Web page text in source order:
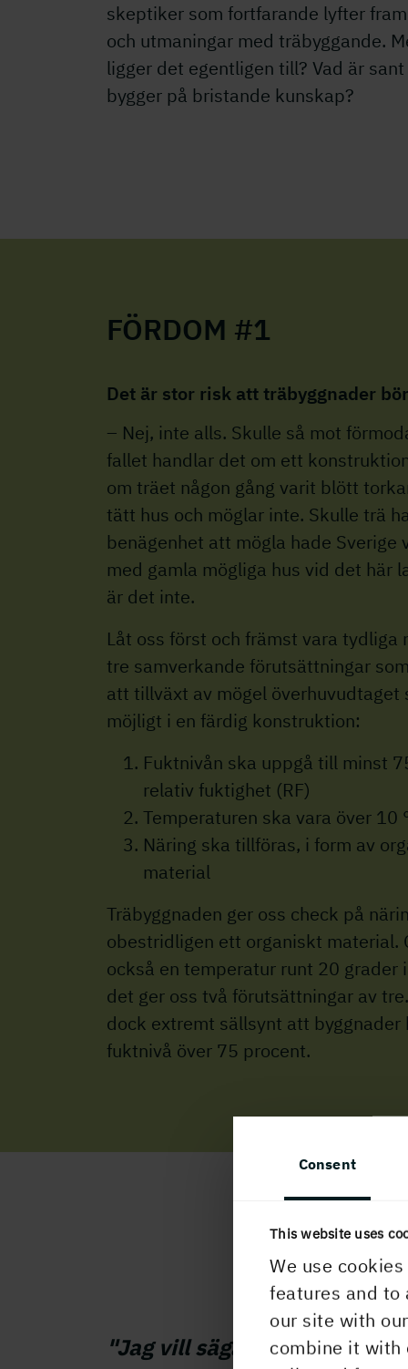
Consent
This website uses
We use
features and to
our site with
combine it with
skeptiker som fortfarande lyfter
och utmaningar med träbyggande.
ligger det egentligen till? Vad är sant
bygger på bristande kunskap?
FÖRDOM #1
Det är stor risk att träbyggnader
– Nej, inte alls. Skulle så mot
fallet handlar det om ett
om träet någon gång varit blött
tätt hus och möglar inte. Skulle trä
benägenhet att mögla hade Sverige
med gamla mögliga hus vid det här
är det inte.
Låt oss först och främst vara tydliga
tre samverkande förutsättningar
att tillväxt av mögel överhuvudtaget
möjligt i en färdig konstruktion:
Fuktnivån ska uppgå till minst
relativ fuktighet (RF)
Temperaturen ska vara över 10
Näring ska tillföras, i form av
material
Träbyggnaden ger oss check på
obestridligen ett organiskt material.
också en temperatur runt 20 grader
det ger oss två förutsättningar av
dock extremt sällsynt att byggnader
fuktnivå över 75 procent.
"Jag vill säga att det är en